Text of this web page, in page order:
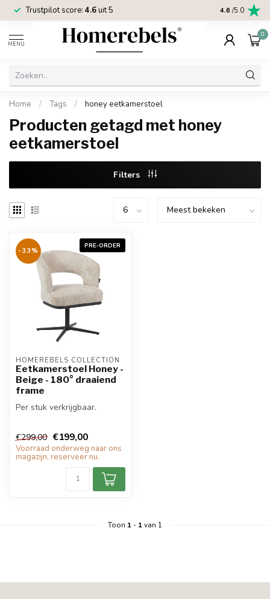
Trustpilot score: 4.6uit 5 2 jaar
4.6 /5.0
MENU
0
Home / Tags / honey eetkamerstoel
Producten getagd met honey
eetkamerstoel
Filters
PRE-ORDER
-33%
HOMEREBELS COLLECTION
Eetkamerstoel Honey -
Beige - 180° draaiend
frame
Per stuk verkrijgbaar.
€299,00 €199,00
Voorraad onderweg naar ons
magazijn, reserveer nu.
Toon 1- 1van 1